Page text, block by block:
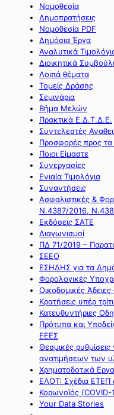
Νομοθεσία
Δημοπρατήσεις
Νομοθεσία PDF
Δημόσια Έργα
Αναλυτικά
Διοικητικά
Λοιπά θέματα
Τομείς Δράσης
Σεμινάρια
Βήμα Μελών
Πρακτικά Ε.Δ.Τ.Δ.Ε.
Συντελεστές
Προσφορές προς
Ποιοι Είμαστε
Συνεργασίες
Ενιαία Τιμολόγια
Συναντήσεις
Ασφαλιστικές &
Ν.4387/2016,
Εκδόσεις ΣΑΤΕ
Διαγωνισμοί
ΠΔ 71/2019 –
ΣΕΕΟ
ΕΣΗΔΗΣ για τα
Φορολογικές
Οικοδομικές
Κρατήσεις υπέρ
Κατευθυντήριες
Πρότυπα και
ΕΕΕΣ
Θεσμικές
ανατιμήσεων των
Χρηματοδοτικά
ΕΛΟΤ: Σχέδια ΕΤΕΠ
Κορωνοϊός (COVID-
Your Data Stories